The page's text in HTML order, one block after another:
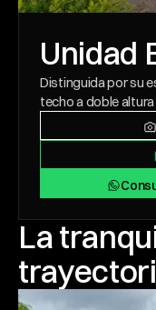
Unidad
Distinguida por su
techo a doble
La